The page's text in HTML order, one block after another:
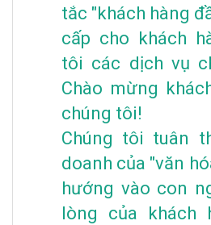
tắc "khách hàng
cấp cho khách
tôi các dịch vụ
Chào mừng
chúng tôi!
Chúng tôi tuân
doanh của "văn
hướng vào con
lòng của khách